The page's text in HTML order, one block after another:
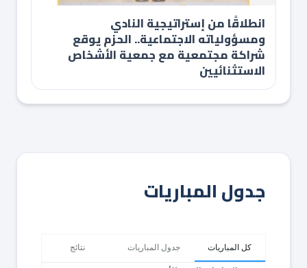
انطلاقًا من إستراتيجية النادي
ومسؤولياته الاجتماعية.. الحزم يوقع
شراكة مجتمعية مع جمعية الأشخاص
الاستثنائيين
جدول المباريات
كل المباريات جدول المباريات نتائج